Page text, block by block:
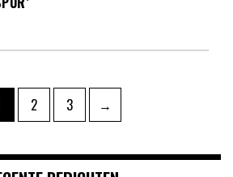
Pagina
2 Pagina
3 →